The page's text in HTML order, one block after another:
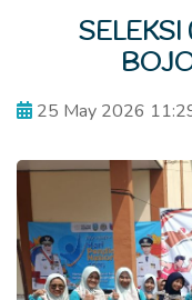
25 May 2026